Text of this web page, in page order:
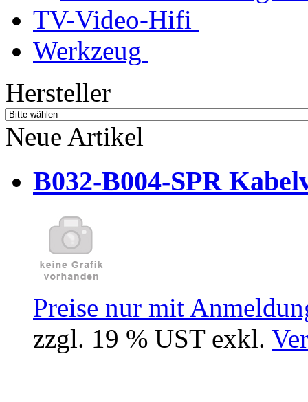
TV-Video-Hifi
Werkzeug
Hersteller
Neue Artikel
B032-B004-SPR
Preise nur mit
zzgl. 19 % UST exkl.